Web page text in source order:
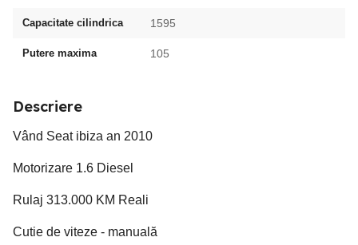
Capacitate cilindrica 1595
Putere maxima 105
Descriere
Vând Seat ibiza an 2010
Motorizare 1.6 Diesel
Rulaj 313.000 KM Reali
Cutie de viteze - manuală